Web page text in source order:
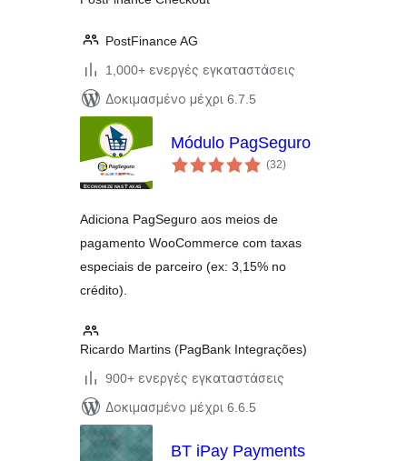
PostFinance AG
1,000+ ενεργές εγκαταστάσεις
Δοκιμασμένο μέχρι 6.7.5
Módulo PagSeguro
(32αξιολογήσεις
σύνολο
)
Adiciona PagSeguro aos meios de
pagamento WooCommerce com taxas
especiais de parceiro (ex: 3,15% no
crédito).
Ricardo Martins (PagBank Integrações)
900+ ενεργές εγκαταστάσεις
Δοκιμασμένο μέχρι 6.6.5
BT iPay Payments